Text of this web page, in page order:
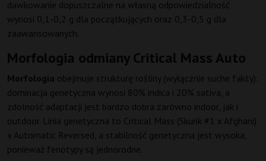
dawkowanie dopuszczalne na własną odpowiedzialność
wynosi 0,1-0,2 g dla początkujących oraz 0,3-0,5 g dla
zaawansowanych.
Morfologia odmiany Critical Mass Auto
Morfologia obejmuje strukturę rośliny (wyłącznie suche fakty):
dominacja genetyczna wynosi 80% indica i 20% sativa, a
zdolność adaptacji jest bardzo dobra zarówno indoor, jak i
outdoor. Linia genetyczna to Critical Mass (Skunk #1 x Afghani)
x Automatic Reversed, a stabilność genetyczna jest wysoka,
ponieważ fenotypy są jednorodne.